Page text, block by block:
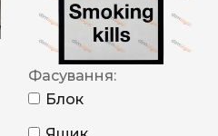
Фасування:
Блок